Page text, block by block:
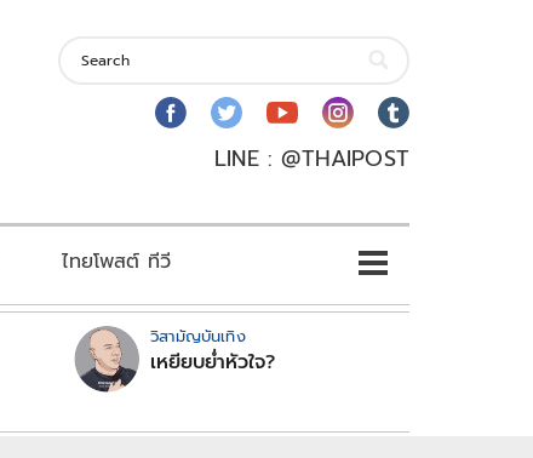
LINE : @THAIPOST
ไทยโพสต์ ทีวี
วิสามัญบันเทิง
เหยียบย่ำหัวใจ?